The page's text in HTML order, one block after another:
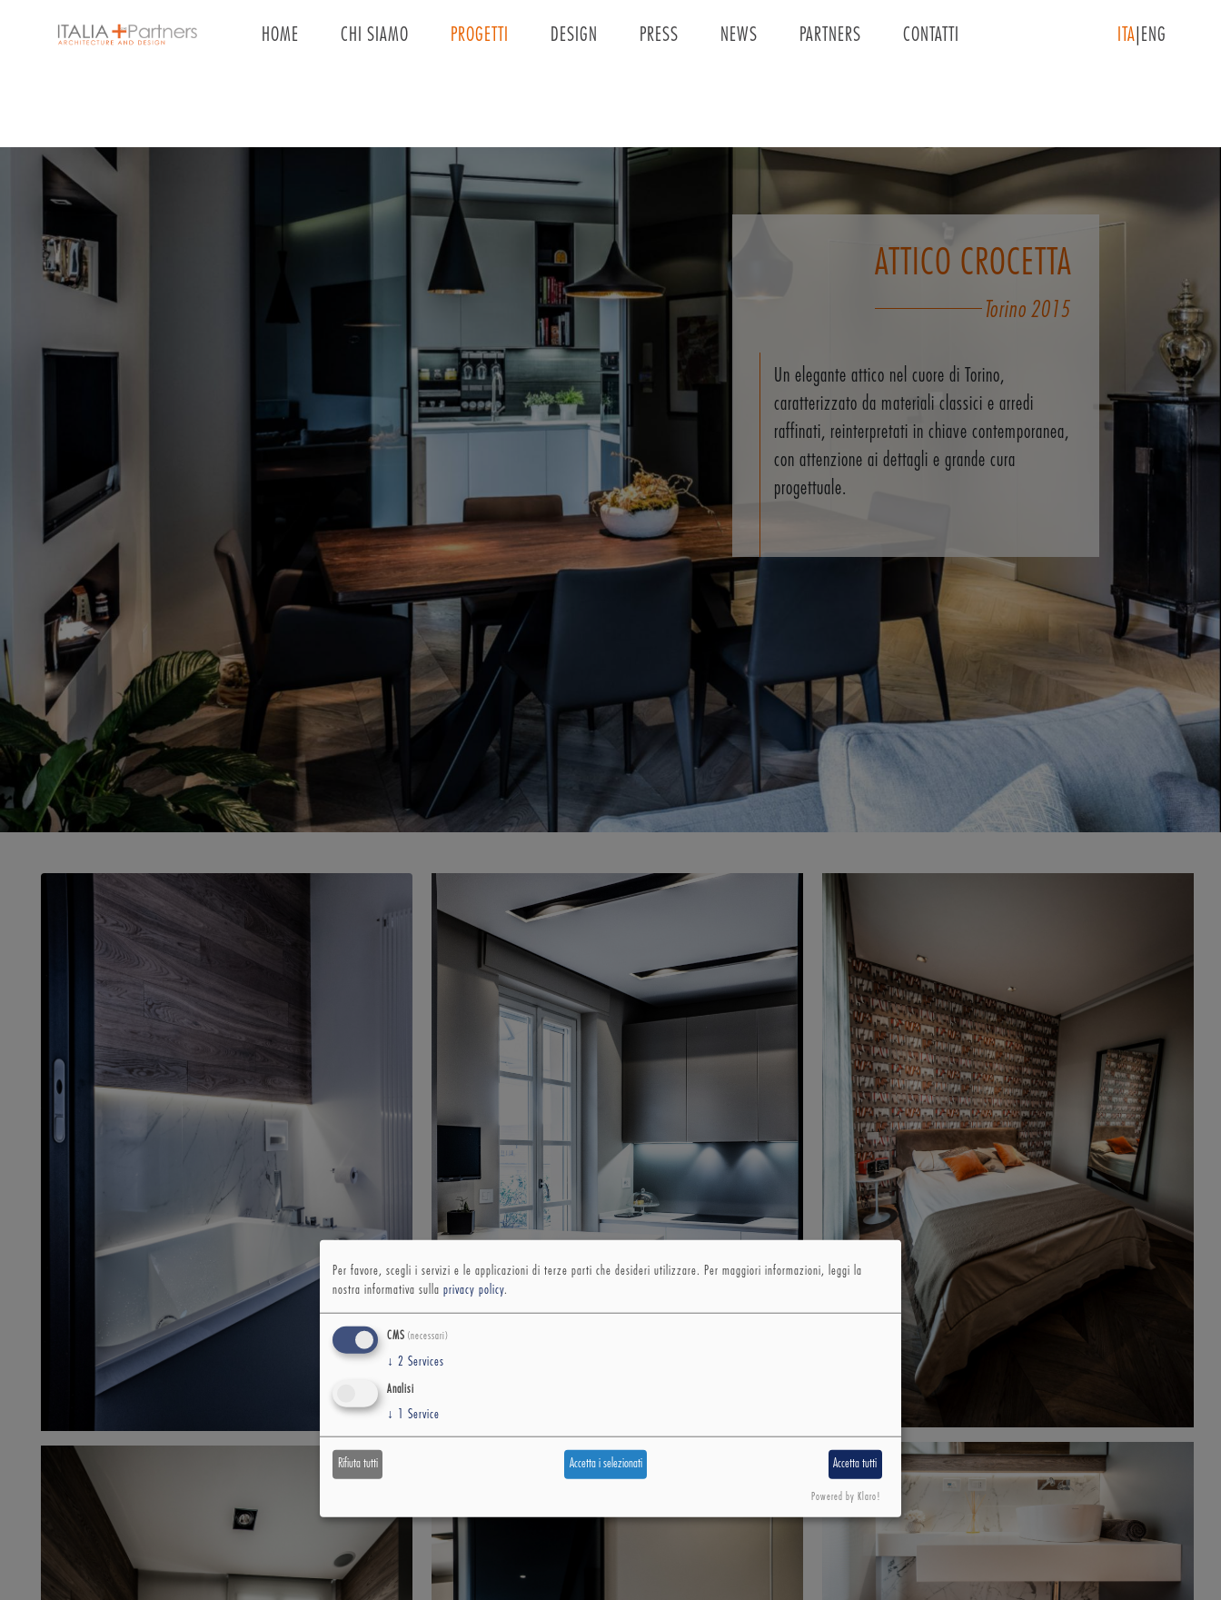
Main
HOME CHI SIAMO PROGETTI DESIGN PRESS NEWS PARTNERS CONTATTI ITA ENG
ATTICO CROCETTA
Torino 2015
Un elegante attico nel cuore di Torino,
caratterizzato da materiali classici e arredi
raffinati, reinterpretati in chiave contemporanea,
con attenzione ai dettagli e grande cura
progettuale.
Per favore, scegli i servizi e le applicazioni di terze parti che desideri utilizzare. Per maggiori informazioni, leggi la
nostra informativa sulla privacy policy.
CMS (necessari)
↓ 2 Services
Analisi
↓ Service
Rifiuta tutti Accetta i selezionati Accetta tutti
Powered by Klaro!